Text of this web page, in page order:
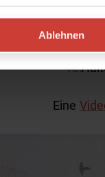
Ablehnen
Eine